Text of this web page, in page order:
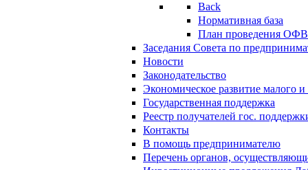
Back
Нормативная база
План проведения
Заседания Совета по
Новости
Законодательство
Экономическое развитие малого и
Государственная поддержка
Реестр получателей гос.
Контакты
В помощь предпринимателю
Перечень органов,